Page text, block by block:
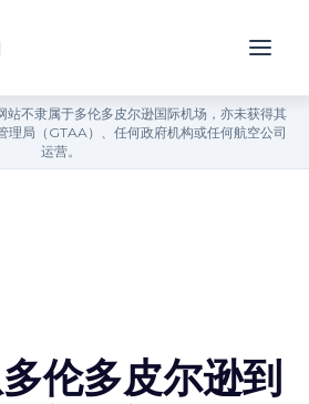
站不隶属于多伦多皮尔逊国际机场，亦未获得其
理局（GTAA）、任何政府机构或任何航空公司
运营。
伦多皮尔逊到